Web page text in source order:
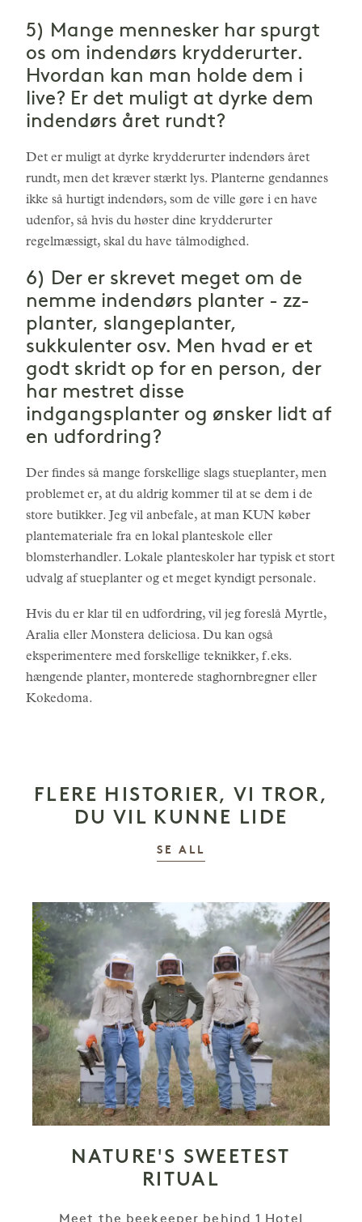
5) Mange mennesker har spurgt
os om indendørs krydderurter.
Hvordan kan man holde dem i
live? Er det muligt at dyrke dem
indendørs året rundt?
Det er muligt at dyrke krydderurter indendørs året
rundt, men det kræver stærkt lys. Planterne gendannes
ikke så hurtigt indendørs, som de ville gøre i en have
udenfor, så hvis du høster dine krydderurter
regelmæssigt, skal du have tålmodighed.
6) Der er skrevet meget om de
nemme indendørs planter - zz-
planter, slangeplanter,
sukkulenter osv. Men hvad er et
godt skridt op for en person, der
har mestret disse
indgangsplanter og ønsker lidt af
en udfordring?
Der findes så mange forskellige slags stueplanter, men
problemet er, at du aldrig kommer til at se dem i de
store butikker. Jeg vil anbefale, at man KUN køber
plantemateriale fra en lokal planteskole eller
blomsterhandler. Lokale planteskoler har typisk et stort
udvalg af stueplanter og et meget kyndigt personale.
Hvis du er klar til en udfordring, vil jeg foreslå Myrtle,
Aralia eller Monstera deliciosa. Du kan også
eksperimentere med forskellige teknikker, f.eks.
hængende planter, monterede staghornbregner eller
Kokedoma.
FLERE HISTORIER, VI TROR,
DU VIL KUNNE LIDE
SE ALL
NATURE'S SWEETEST
RITUAL